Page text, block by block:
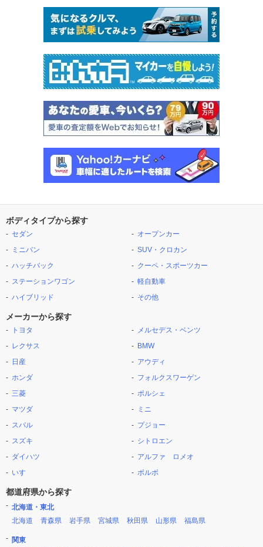
ボディタイプから探す
セダン
ミニバン
ハッチバック
ステーションワゴン
ハイブリッド
オープンカー
SUV・クロカン
クーペ・スポーツカー
軽自動車
その他
メーカーから探す
トヨタ
レクサス
日産
ホンダ
三菱
マツダ
スバル
スズキ
ダイハツ
いすゞ
メルセデス・ベンツ
BMW
アウディ
フォルクスワーゲン
ポルシェ
ミニ
プジョー
シトロエン
アルファ ロメオ
ボルボ
都道府県から探す
北海道・東北
北海道
青森県 岩手県 宮城県 秋田県 山形県 福島県
関東